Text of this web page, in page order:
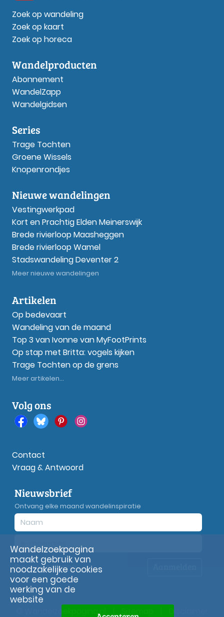
Zoek op wandeling
Zoek op kaart
Zoek op horeca
Wandelproducten
Abonnement
WandelZapp
Wandelgidsen
Series
Trage Tochten
Groene Wissels
Knopenrondjes
Nieuwe wandelingen
Vestingwerkpad
Kort en Prachtig Elden Meinerswijk
Brede rivierloop Maasheggen
Brede rivierloop Wamel
Stadswandeling Deventer 2
Meer nieuwe wandelingen
Artikelen
Op bedevaart
Wandeling van de maand
Top 3 van Ivonne van MyFootPrints
Op stap met Britta: vogels kijken
Trage Tochten op de grens
Meer artikelen...
Volg ons
Contact
Vraag & Antwoord
Nieuwsbrief
Ontvang elke maand wandelinspiratie
Privacyverklaring
© Wandelzoekpagina.nl
Wandelzoekpagina
maakt gebruik van
noodzakelijke cookies
voor een goede
werking van de
website